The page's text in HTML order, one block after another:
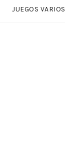
JUEGOS VARIOS